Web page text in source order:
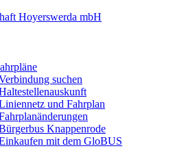
suchen
und Fahrplan
Knappenrode
mit dem GloBUS